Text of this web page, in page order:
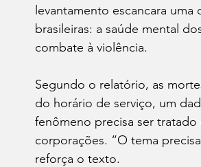
levantamento escancara
brasileiras: a saúde mental
combate à violência.
Segundo o relatório, as
do horário de serviço, um
fenômeno precisa ser
corporações. “O tema
reforça o texto.